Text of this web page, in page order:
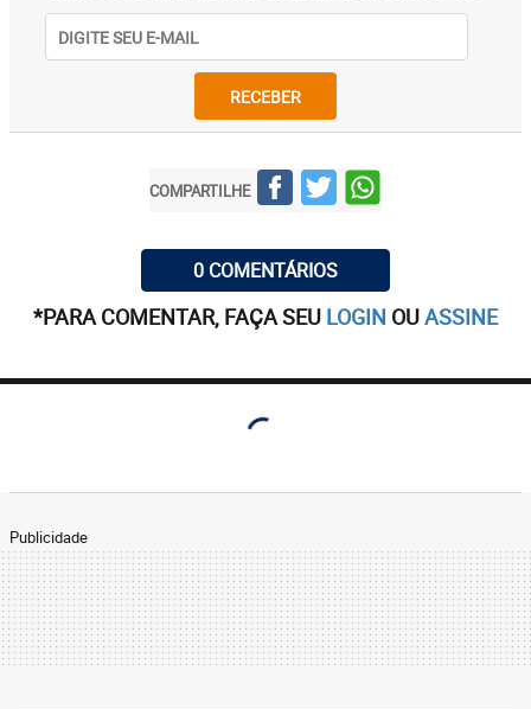
RECEBER
COMPARTILHE
0 COMENTÁRIOS
*PARA COMENTAR, FAÇA SEU LOGIN OUASSINE
Publicidade